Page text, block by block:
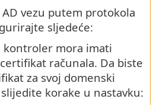
vezu putem protokola
sljedeće:
kontroler mora imati
računala. Da biste
za svoj domenski
korake u nastavku: